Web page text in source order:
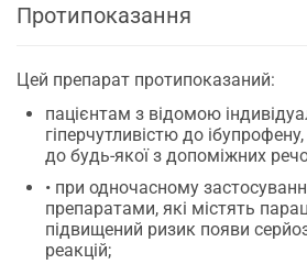
Протипоказання
Цей препарат протипоказаний:
пацієнтам з відомою
гіперчутливістю до
до будь-якої з допоміжних
• при одночасному
препаратами, які містять
підвищений ризик появи
реакцій;